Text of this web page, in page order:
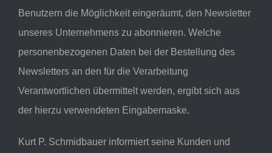
Benutzern die Möglichkeit eingeräumt, den Newsletter
unseres Unternehmens zu abonnieren. Welche
personenbezogenen Daten bei der Bestellung des
Newsletters an den für die Verarbeitung
Verantwortlichen übermittelt werden, ergibt sich aus
der hierzu verwendeten Eingabemaske.
Kurt P. Schmidbauer informiert seine Kunden und